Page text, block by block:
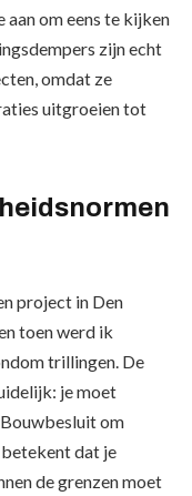
om eens te kijken
zijn echt
omdat ze
uitgroeien tot
project in Den
toen werd ik
trillingen. De
je moet
om
dat je
de grenzen moet